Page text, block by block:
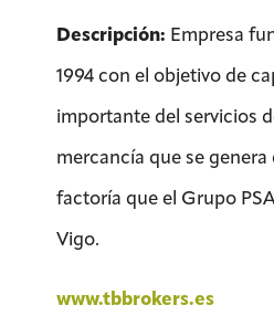
Descripción: Empresa
1994 con el objetivo de
importante del servicios
mercancía que se genera
factoría que el Grupo
Vigo.
www.tbbrokers.es